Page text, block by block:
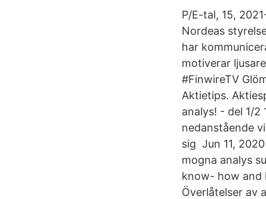
P/E-tal, 15,
Nordeas
har
motiverar
#FinwireTV
Aktietips.
analys! - del 1/2
nedanstående
sig Jun 11,
mogna analys
know- how and
Överlåtelser av